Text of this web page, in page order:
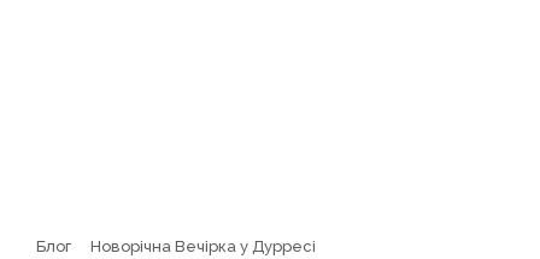
Блог Новорічна Вечірка у Дурресі